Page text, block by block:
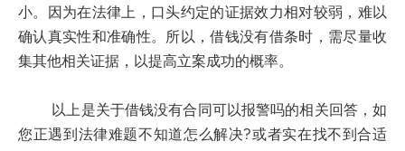
小。因为在法律上，口头约定的证据效力相对较弱，难以
确认真实性和准确性。所以，借钱没有借条时，需尽量收
集其他相关证据，以提高立案成功的概率。
以上是关于借钱没有合同可以报警吗的相关回答，如
您正遇到法律难题不知道怎么解决?或者实在找不到合适